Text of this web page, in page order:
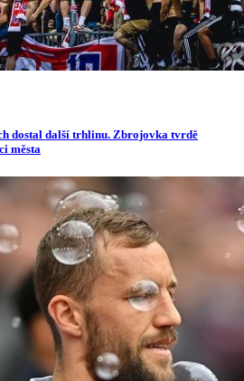
dostal další trhlinu. Zbrojovka tvrdě
města